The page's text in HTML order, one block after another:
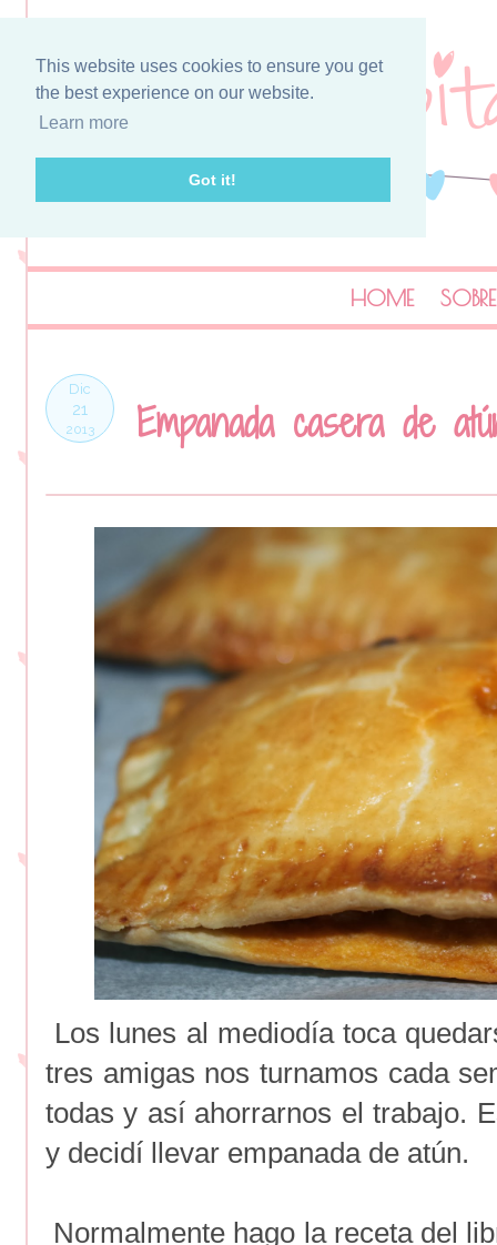
This website uses cookies to ensure you get
the best experience on our website.
Learn more
Got it!
HOME
Dic
21
2013 Empanada casera de
Los lunes al mediodía toca
tres amigas nos turnamos cada
todas y así ahorrarnos el trabajo.
y decidí llevar empanada de atún.
Normalmente hago la receta del